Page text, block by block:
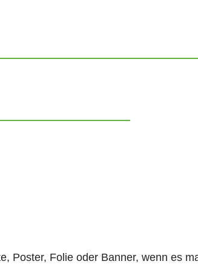
Poster, Folie oder Banner, wenn es